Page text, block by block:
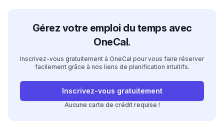
Gérez votre emploi du temps avec
OneCal.
Inscrivez-vous gratuitement à OneCal pour vous faire réserver
facilement grâce à nos liens de planification intuitifs.
Inscrivez-vous gratuitement
Aucune carte de crédit requise !